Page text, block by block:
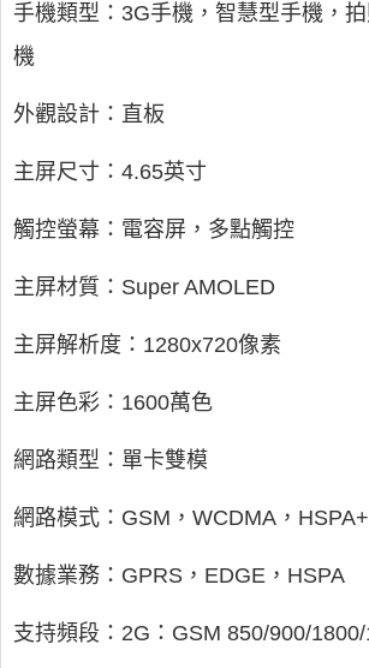
手機類型：3G手機，智慧型手機，
機
外觀設計：直板
主屏尺寸：4.65英寸
觸控螢幕：電容屏，多點觸控
主屏材質：Super AMOLED
主屏解析度：1280x720像素
主屏色彩：1600萬色
網路類型：單卡雙模
網路模式：GSM，WCDMA，HSPA+
數據業務：GPRS，EDGE，HSPA
支持頻段：2G：GSM 850/900/